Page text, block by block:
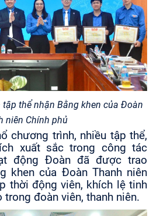
thể nhận Bằng khen của Đoàn
niên Chính phủ
chương trình, nhiều tập thể,
xuất sắc trong công tác
động Đoàn đã được trao
khen của Đoàn Thanh niên
thời động viên, khích lệ tinh
đoàn viên, thanh niên.